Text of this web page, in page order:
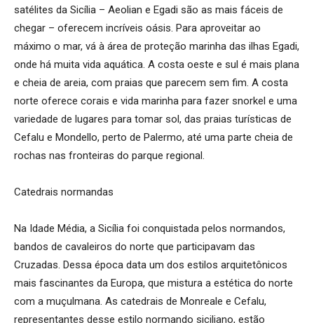
satélites da Sicília – Aeolian e Egadi são as mais fáceis de
chegar – oferecem incríveis oásis. Para aproveitar ao
máximo o mar, vá à área de proteção marinha das ilhas Egadi,
onde há muita vida aquática. A costa oeste e sul é mais plana
e cheia de areia, com praias que parecem sem fim. A costa
norte oferece corais e vida marinha para fazer snorkel e uma
variedade de lugares para tomar sol, das praias turísticas de
Cefalu e Mondello, perto de Palermo, até uma parte cheia de
rochas nas fronteiras do parque regional.
Catedrais normandas
Na Idade Média, a Sicília foi conquistada pelos normandos,
bandos de cavaleiros do norte que participavam das
Cruzadas. Dessa época data um dos estilos arquitetônicos
mais fascinantes da Europa, que mistura a estética do norte
com a muçulmana. As catedrais de Monreale e Cefalu,
representantes desse estilo normando siciliano, estão